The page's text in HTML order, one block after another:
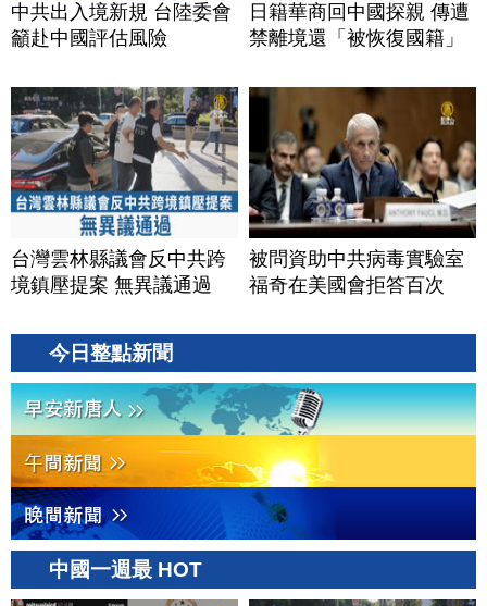
中共出入境新規 台陸委會
籲赴中國評估風險
日籍華商回中國探親 傳遭
禁離境還「被恢復國籍」
台灣雲林縣議會反中共跨
境鎮壓提案 無異議通過
被問資助中共病毒實驗室
福奇在美國會拒答百次
今日整點新聞
中國一週最 HOT